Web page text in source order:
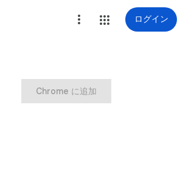
ログイン
Chrome に追加